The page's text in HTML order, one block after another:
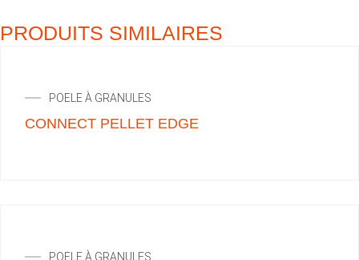
PRODUITS SIMILAIRES
POELE À GRANULES
CONNECT PELLET EDGE
POELE À GRANULES